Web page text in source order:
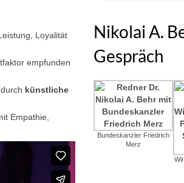
Loyalität
empfunden
künstliche
Empathie,
Nikolai A.
Gespräch
Bundeskanzler Friedrich
Merz